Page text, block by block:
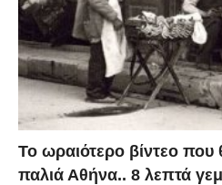
Το ωραιότερο βίντεο που
παλιά Αθήνα.. 8 λεπτά